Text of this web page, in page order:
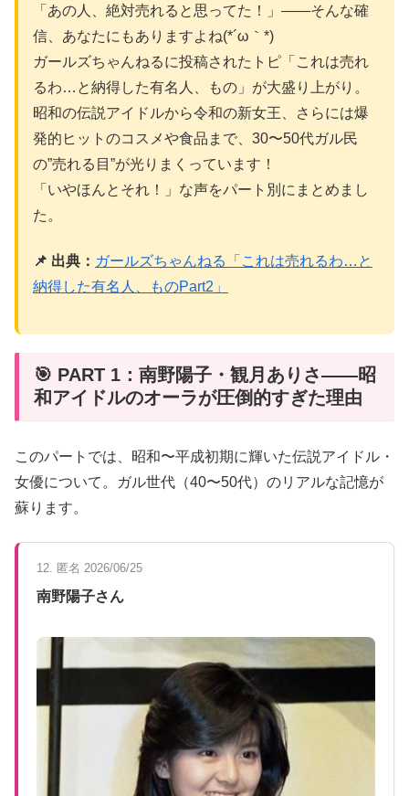
「あの人、絶対売れると思ってた！」——そんな確
信、あなたにもありますよね(*´ω｀*)
ガールズちゃんねるに投稿されたトピ「これは売れ
るわ…と納得した有名人、もの」が大盛り上がり。
昭和の伝説アイドルから令和の新女王、さらには爆
発的ヒットのコスメや食品まで、30〜50代ガル民
の”売れる目”が光りまくっています！
「いやほんとそれ！」な声をパート別にまとめまし
た。
📌 出典： ガールズちゃんねる「これは売れるわ…と
納得した有名人、ものPart2」
🎯 PART 1：南野陽子・観月ありさ——昭
和アイドルのオーラが圧倒的すぎた理由
このパートでは、昭和〜平成初期に輝いた伝説アイドル・
女優について。ガル世代（40〜50代）のリアルな記憶が
蘇ります。
12. 匿名 2026/06/25
南野陽子さん